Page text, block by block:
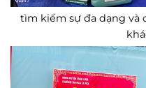
tìm kiếm sự đa dạng và